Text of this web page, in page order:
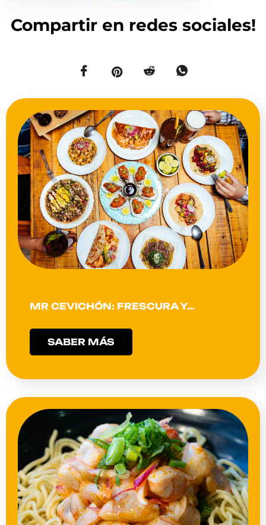
Compartir en redes sociales!
MR CEVICHÓN: FRESCURA Y…
SABER MÁS